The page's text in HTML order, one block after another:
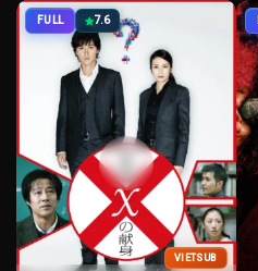
FULL 7.6
VIETSUB